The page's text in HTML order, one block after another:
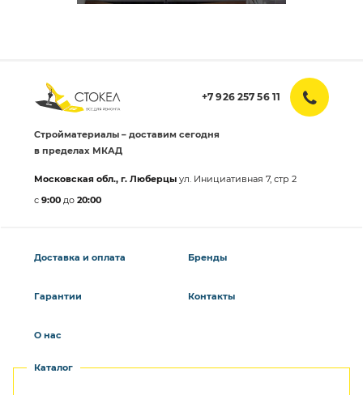
+7 926 257 56 11
Стройматериалы – доставим сегодня
в пределах МКАД
Московская обл., г. Люберцы ул. Инициативная 7, стр 2
с 9:00 до 20:00
Доставка и оплата
Гарантии
О нас
Бренды
Контакты
Каталог